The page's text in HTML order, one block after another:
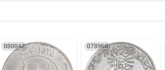
078960
080042